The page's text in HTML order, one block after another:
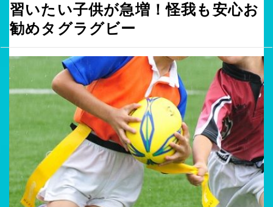
習いたい子供が急増！怪我も安心お
勧めタグラグビー